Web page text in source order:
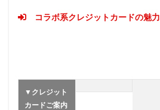
コラボ系クレジットカードの魅力
▼クレジット
カードご案内